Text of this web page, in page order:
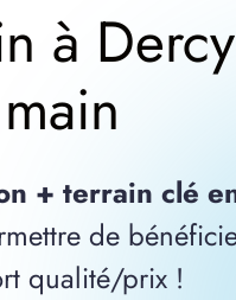
à Dercy
+ terrain clé
de
qualité/prix !